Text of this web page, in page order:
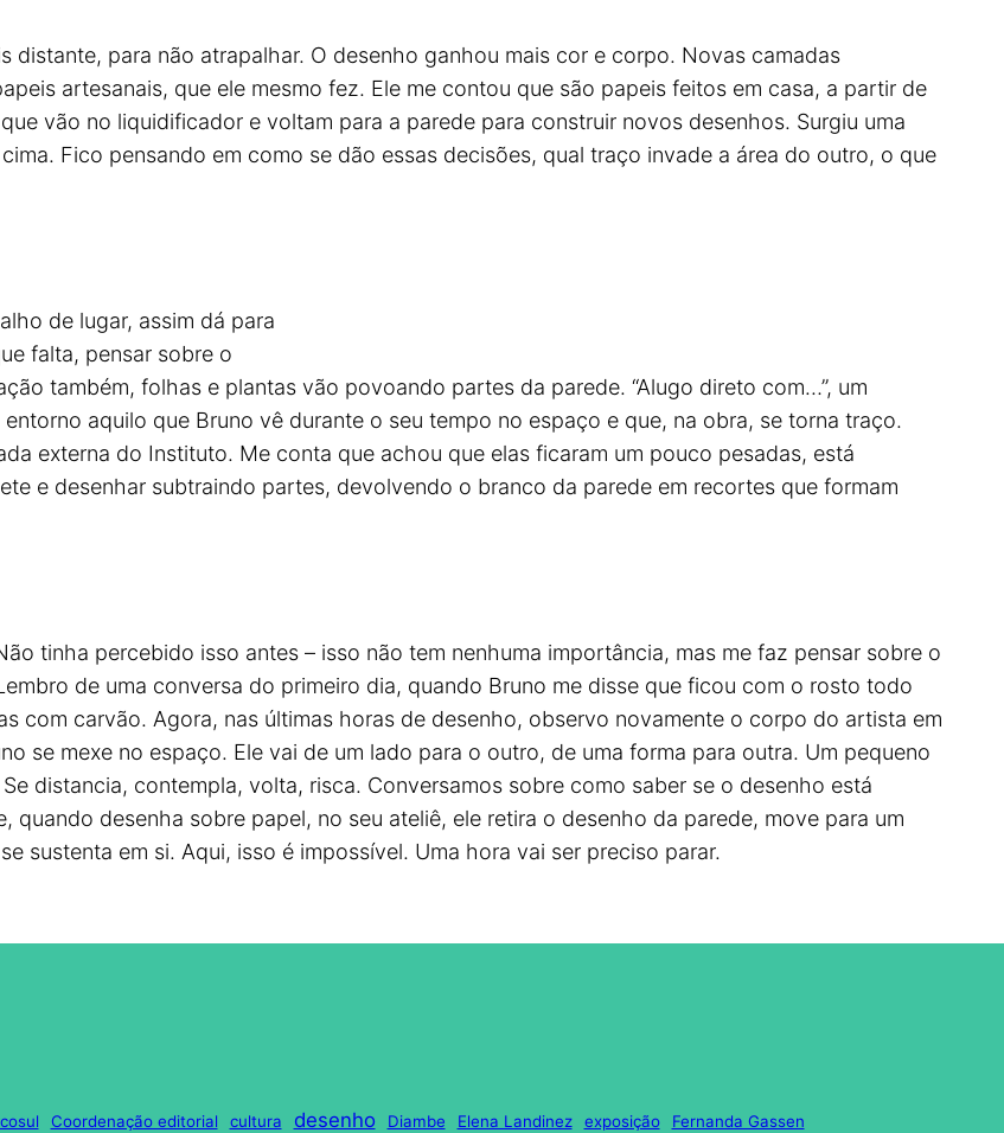
distante, para não atrapalhar. O desenho ganhou mais cor e corpo. Novas camadas
artesanais, que ele mesmo fez. Ele me contou que são papeis feitos em casa, a partir de
vão no liquidificador e voltam para a parede para construir novos desenhos. Surgiu uma
Fico pensando em como se dão essas decisões, qual traço invade a área do outro, o que
de lugar, assim dá para
falta, pensar sobre o
também, folhas e plantas vão povoando partes da parede. “Alugo direto com…”, um
aquilo que Bruno vê durante o seu tempo no espaço e que, na obra, se torna traço.
externa do Instituto. Me conta que achou que elas ficaram um pouco pesadas, está
e desenhar subtraindo partes, devolvendo o branco da parede em recortes que formam
tinha percebido isso antes – isso não tem nenhuma importância, mas me faz pensar sobre o
de uma conversa do primeiro dia, quando Bruno me disse que ficou com o rosto todo
com carvão. Agora, nas últimas horas de desenho, observo novamente o corpo do artista em
se mexe no espaço. Ele vai de um lado para o outro, de uma forma para outra. Um pequeno
distancia, contempla, volta, risca. Conversamos sobre como saber se o desenho está
quando desenha sobre papel, no seu ateliê, ele retira o desenho da parede, move para um
sustenta em si. Aqui, isso é impossível. Uma hora vai ser preciso parar.
Coordenação editorial cultura desenho Diambe Elena Landinez exposição Fernanda Gassen